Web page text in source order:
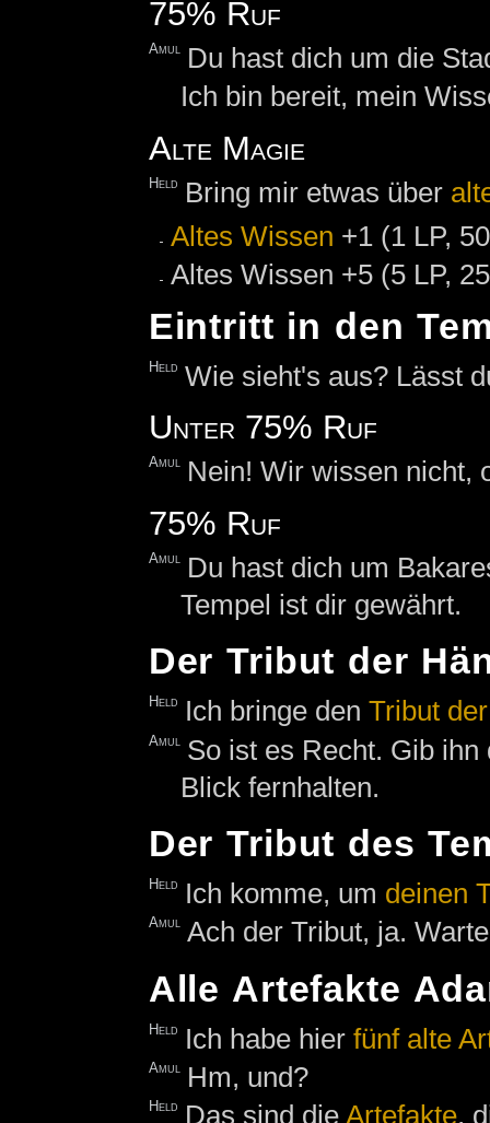
75% Ruf
Amul Du hast dich um die
Ich bin bereit, mein
Alte Magie
Held Bring mir etwas über
Altes Wissen +1 (1 LP,
Altes Wissen +5 (5 LP,
Eintritt in den
Held Wie sieht's aus? Lässt
Unter 75% Ruf
Amul Nein! Wir wissen nicht,
75% Ruf
Amul Du hast dich um
Tempel ist dir gewährt.
Der Tribut der
Held Ich bringe denTribut der
Amul
So ist es Recht. Gib
Blick fernhalten.
Der Tribut des
Held Ich komme, um deinen
Amul Ach der Tribut, ja.
Alle Artefakte
Held Ich habe hierfünf alte
Amul Hm, und?
Held Das sind dieArtefakte,